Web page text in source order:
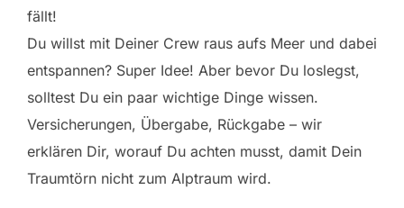
fällt!
Du willst mit Deiner Crew raus aufs Meer und dabei
entspannen? Super Idee! Aber bevor Du loslegst,
solltest Du ein paar wichtige Dinge wissen.
Versicherungen, Übergabe, Rückgabe – wir
erklären Dir, worauf Du achten musst, damit Dein
Traumtörn nicht zum Alptraum wird.